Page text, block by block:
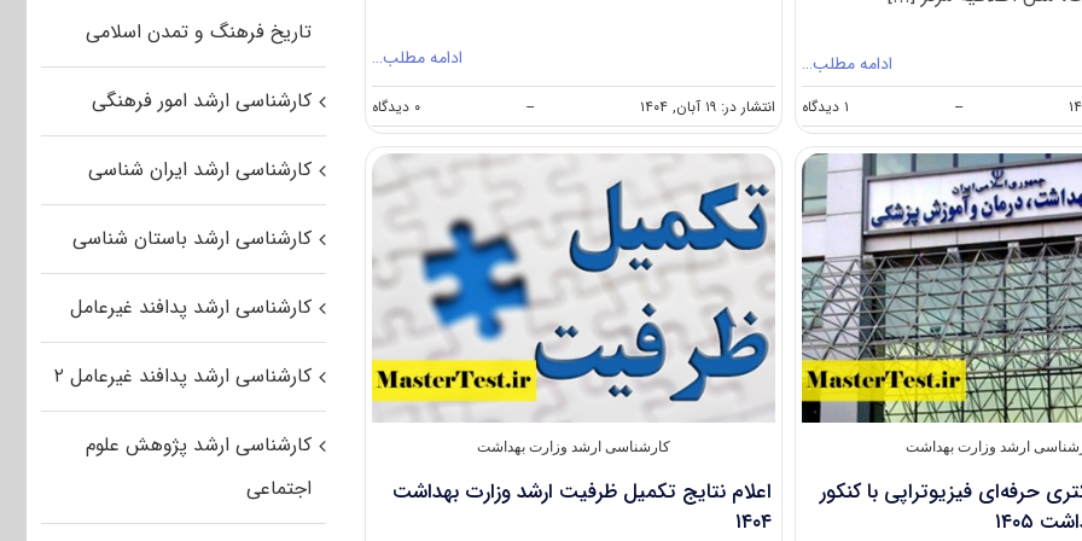
ادامه مطلب…
-- ۱ دیدگاه
اعلام
زمان
ثبت
نام
کارشناسی
ارشد
وزارت
بهداشت
۱۴۰۵
در
دی‌ماه
ادامه مطلب…
انتشار در: ۱۹ آبان, ۱۴۰۴ -- ۰ دیدگاه
on
انتشار
کارت
آزمون
پزشکی
لیسانس
۱۴۰۴
ارشد وزارت بهداشت
حرفه‌ای فیزیوتراپی با کنکور
۱۴۰۵
کارشناسی ارشد وزارت بهداشت
اعلام نتایج تکمیل ظرفیت ارشد وزارت بهداشت
۱۴۰۴
تاریخ فرهنگ و تمدن اسلامی
کارشناسی ارشد امور فرهنگی
کارشناسی ارشد ایران شناسی
کارشناسی ارشد باستان شناسی
کارشناسی ارشد پدافند غیرعامل
کارشناسی ارشد پدافند غیرعامل ۲
کارشناسی ارشد پژوهش علوم
اجتماعی